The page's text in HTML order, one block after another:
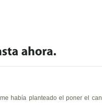
había planteado el poner el